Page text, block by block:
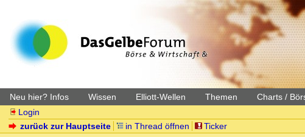
Neu hier? Infos Wissen Elliott-Wellen Themen Charts /
Login
zurück zur Hauptseite
in Thread öffnen Ticker